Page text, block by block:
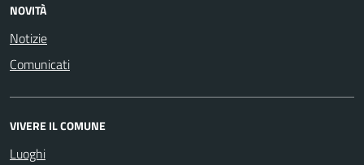
NOVITÀ
Notizie
Comunicati
VIVERE IL COMUNE
Luoghi